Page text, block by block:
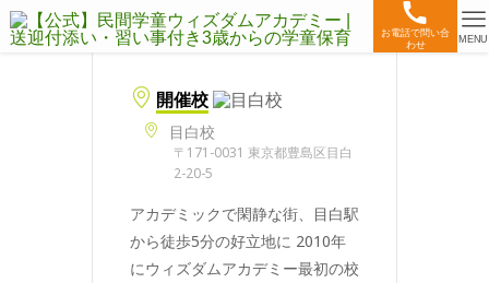
お電話で問い合
わせ
MENU
開催校
目白校
〒171-0031 東京都豊島区目白
2-20-5
アカデミックで閑静な街、目白駅
から徒歩5分の好立地に 2010年
にウィズダムアカデミー最初の校